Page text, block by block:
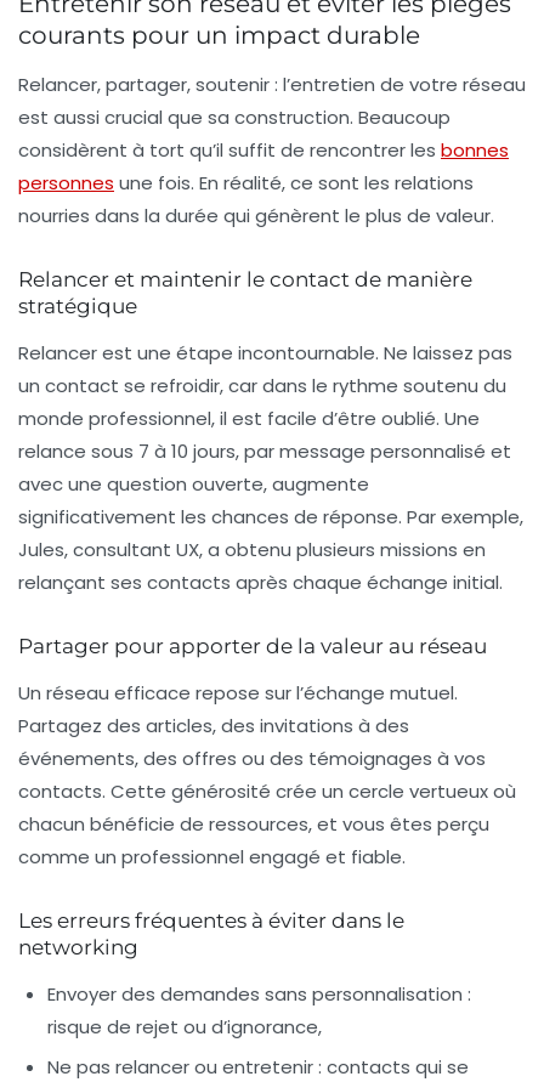
courants pour un impact durable
Relancer, partager, soutenir : l’entretien de votre réseau
est aussi crucial que sa construction. Beaucoup
considèrent à tort qu’il suffit de rencontrer les bonnes
personnes une fois. En réalité, ce sont les relations
nourries dans la durée qui génèrent le plus de valeur.
Relancer et maintenir le contact de manière
stratégique
Relancer est une étape incontournable. Ne laissez pas
un contact se refroidir, car dans le rythme soutenu du
monde professionnel, il est facile d’être oublié. Une
relance sous 7 à 10 jours, par message personnalisé et
avec une question ouverte, augmente
significativement les chances de réponse. Par exemple,
Jules, consultant UX, a obtenu plusieurs missions en
relançant ses contacts après chaque échange initial.
Partager pour apporter de la valeur au réseau
Un réseau efficace repose sur l’échange mutuel.
Partagez des articles, des invitations à des
événements, des offres ou des témoignages à vos
contacts. Cette générosité crée un cercle vertueux où
chacun bénéficie de ressources, et vous êtes perçu
comme un professionnel engagé et fiable.
Les erreurs fréquentes à éviter dans le
networking
Envoyer des demandes sans personnalisation :
risque de rejet ou d’ignorance,
Ne pas relancer ou entretenir : contacts qui se